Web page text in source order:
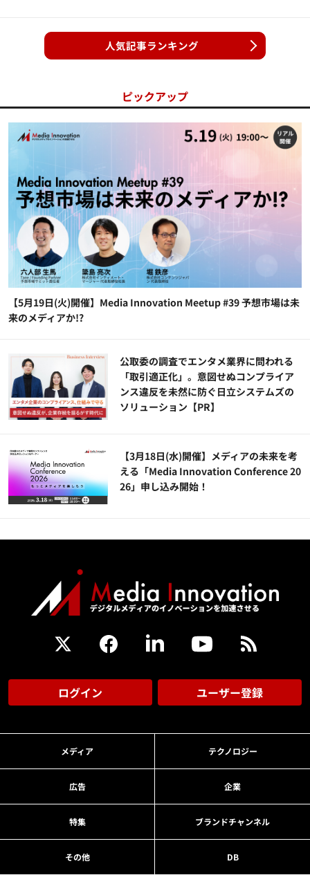
人気記事ランキング
ピックアップ
【5月19日(火)開催】Media Innovation Meetup #39 予想市場は未
来のメディアか!?
公​​取委の調査でエンタメ業界に問われる
「取引適正化」。意図せぬコンプライア
ンス違反を未然に防ぐ日立システムズの
ソリューション​【PR】
【3月18日(水)開催】メディアの未来を考
える「Media Innovation Conference 20
26」申し込み開始！
ログイン ユーザー登録
メディア テクノロジー
広告 企業
特集 ブランドチャンネル
その他 DB